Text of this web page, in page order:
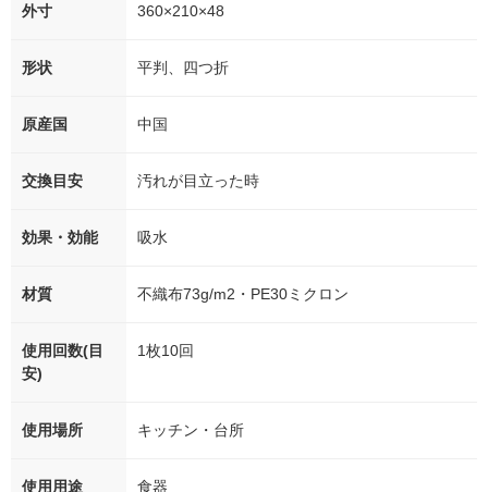
外寸 360×210×48
形状 平判、四つ折
原産国 中国
交換目安 汚れが目立った時
効果・効能 吸水
材質 不織布73g/m2・PE30ミクロン
使用回数(目
安)
1枚10回
使用場所 キッチン・台所
使用用途 食器